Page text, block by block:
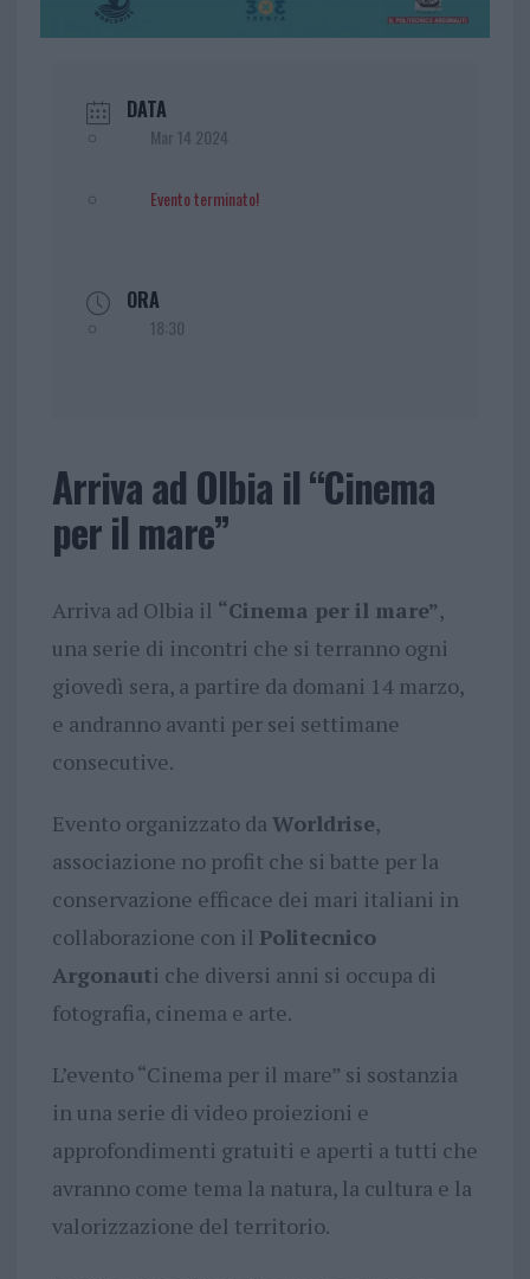
DATA
Mar 14 2024
Evento terminato!
ORA
18:30
Arriva ad Olbia il “Cinema
per il mare”
Arriva ad Olbia il “Cinema per il mare”,
una serie di incontri che si terranno ogni
giovedì sera, a partire da domani 14 marzo,
e andranno avanti per sei settimane
consecutive.
Evento organizzato da Worldrise,
associazione no profit che si batte per la
conservazione efficace dei mari italiani in
collaborazione con il Politecnico
Argonauti che diversi anni si occupa di
fotografia, cinema e arte.
L’evento “Cinema per il mare” si sostanzia
in una serie di video proiezioni e
approfondimenti gratuiti e aperti a tutti che
avranno come tema la natura, la cultura e la
valorizzazione del territorio.